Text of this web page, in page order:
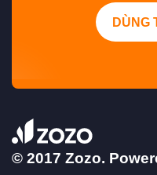
DÙNG
© 2017 Zozo.